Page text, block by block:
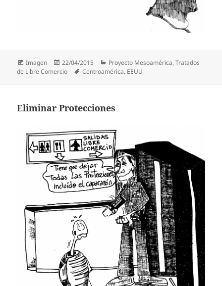
Formato
Imagen
Publicado
el
22/04/2015 Categorías
Proyecto Mesoamérica,Tratados
de Libre Comercio
Etiquetas
Centroamérica, EEUU
Eliminar Protecciones